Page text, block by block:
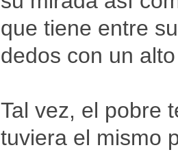
que tiene entre
dedos con un
Tal vez, el pobre
tuviera el mismo